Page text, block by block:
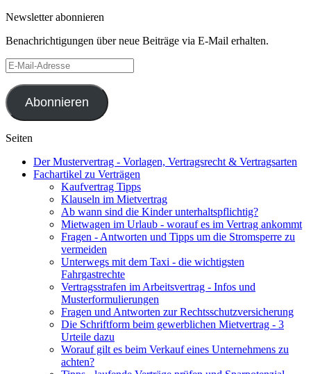
Newsletter abonnieren
Benachrichtigungen über neue Beiträge via E-Mail erhalten.
E-
Mail-
Adresse
Abonnieren
Seiten
Der Mustervertrag - Vorlagen, Vertragsrecht & Vertragsarten
Fachartikel zu Verträgen
Kaufvertrag Tipps
Klauseln im Mietvertrag
Ab wann sind die Kinder unterhaltspflichtig?
Mietwagen im Urlaub - worauf es im Vertrag ankommt
Fragen - Antworten und Tipps um die Stromsperre zu
vermeiden
Unterwegs mit dem Taxi - die wichtigsten
Fahrgastrechte
Vertragsstrafen im Arbeitsvertrag - Infos und
Musterformulierungen
Fragen und Antworten zur Rechtsschutzversicherung
Die Schriftform beim gewerblichen Mietvertrag - 3
Urteile dazu
Worauf gilt es beim Verkauf eines Unternehmens zu
achten?